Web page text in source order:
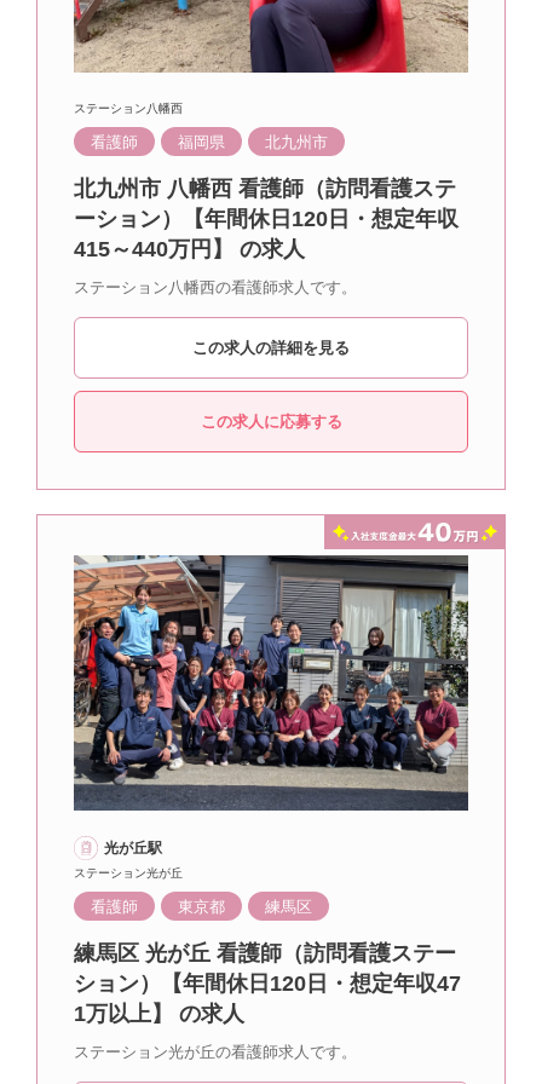
ステーション八幡西
看護師 福岡県 北九州市
北九州市 八幡西 看護師（訪問看護ステ
ーション）【年間休日120日・想定年収
415～440万円】 の求人
ステーション八幡西の看護師求人です。
この求人の詳細を見る
この求人に応募する
光が丘駅
ステーション光が丘
看護師 東京都 練馬区
練馬区 光が丘 看護師（訪問看護ステー
ション）【年間休日120日・想定年収47
1万以上】 の求人
ステーション光が丘の看護師求人です。